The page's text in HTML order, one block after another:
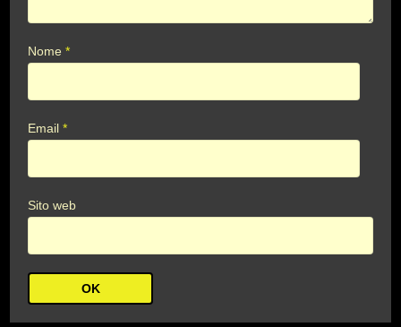
Nome*
Email*
Sito web